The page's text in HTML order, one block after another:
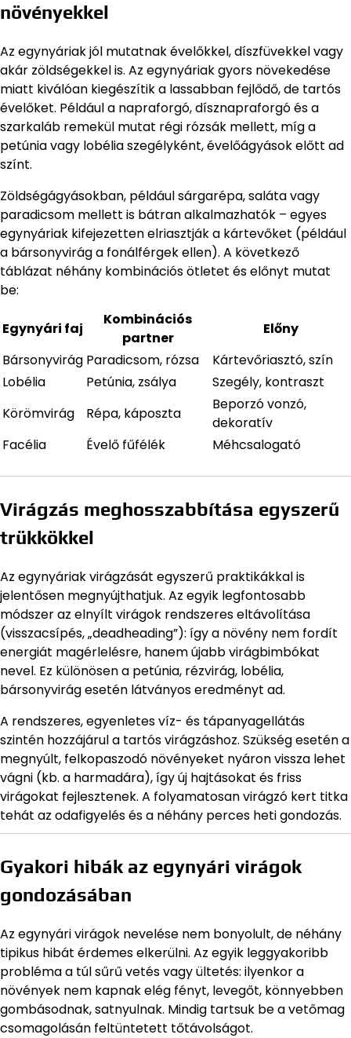
növényekkel
Az egynyáriak jól mutatnak évelőkkel, díszfüvekkel vagy
akár zöldségekkel is. Az egynyáriak gyors növekedése
miatt kiválóan kiegészítik a lassabban fejlődő, de tartós
évelőket. Például a napraforgó, dísznapraforgó és a
szarkaláb remekül mutat régi rózsák mellett, míg a
petúnia vagy lobélia szegélyként, évelőágyások előtt ad
színt.
Zöldségágyásokban, például sárgarépa, saláta vagy
paradicsom mellett is bátran alkalmazhatók – egyes
egynyáriak kifejezetten elriasztják a kártevőket (például
a bársonyvirág a fonálférgek ellen). A következő
táblázat néhány kombinációs ötletet és előnyt mutat
be:
Egynyári faj
Kombinációs
partner
Előny
Bársonyvirág Paradicsom, rózsa
Kártevőriasztó, szín
Lobélia
Petúnia, zsálya
Szegély, kontraszt
Körömvirág
Répa, káposzta
Beporzó vonzó,
dekoratív
Facélia
Évelő fűfélék Méhcsalogató
Virágzás meghosszabbítása egyszerű
trükkökkel
Az egynyáriak virágzását egyszerű praktikákkal is
jelentősen megnyújthatjuk. Az egyik legfontosabb
módszer az elnyílt virágok rendszeres eltávolítása
(visszacsípés, „deadheading”): így a növény nem fordít
energiát magérlelésre, hanem újabb virágbimbókat
nevel. Ez különösen a petúnia, rézvirág, lobélia,
bársonyvirág esetén látványos eredményt ad.
A rendszeres, egyenletes víz- és tápanyagellátás
szintén hozzájárul a tartós virágzáshoz. Szükség esetén a
megnyúlt, felkopaszodó növényeket nyáron vissza lehet
vágni (kb. a harmadára), így új hajtásokat és friss
virágokat fejlesztenek. A folyamatosan virágzó kert titka
tehát az odafigyelés és a néhány perces heti gondozás.
Gyakori hibák az egynyári virágok
gondozásában
Az egynyári virágok nevelése nem bonyolult, de néhány
tipikus hibát érdemes elkerülni. Az egyik leggyakoribb
probléma a túl sűrű vetés vagy ültetés: ilyenkor a
növények nem kapnak elég fényt, levegőt, könnyebben
gombásodnak, satnyulnak. Mindig tartsuk be a vetőmag
csomagolásán feltüntetett tőtávolságot.